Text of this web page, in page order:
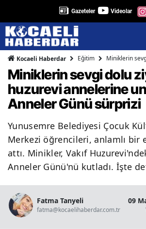
Gazeteler Videolar
Kocaeli Haberdar Eğitim Miniklerin
Miniklerin sevgi dolu
huzurevi annelerine
Anneler Günü sürprizi
Yunusemre Belediyesi Çocuk
Merkezi öğrencileri, anlamlı bir
attı. Minikler, Vakıf
Anneler Günü'nü kutladı. İşte
Fatma Tanyeli
fatma@kocaelihaberdar.com.tr
09